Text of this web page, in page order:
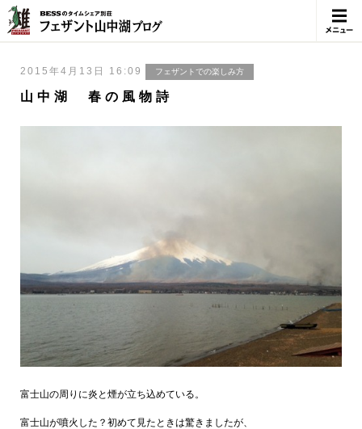
メニュ
2015年4月13日 16:09 フェザントでの楽しみ方
山中湖 春の風物詩
富士山の周りに炎と煙が立ち込めている。
富士山が噴火した？初めて見たときは驚きましたが、